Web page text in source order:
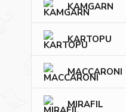
KAMGARN
KARTOPU
MACCARONI
MIRAFIL